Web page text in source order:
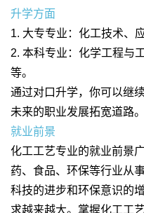
升学方面
1. 大专专业：化工技术、
2. 本科专业：化学工程与
等。
通过对口升学，你可以继
未来的职业发展拓宽道路。
就业前景
化工工艺专业的就业前景
药、食品、环保等行业从
科技的进步和环保意识的
求越来越大。掌握化工工